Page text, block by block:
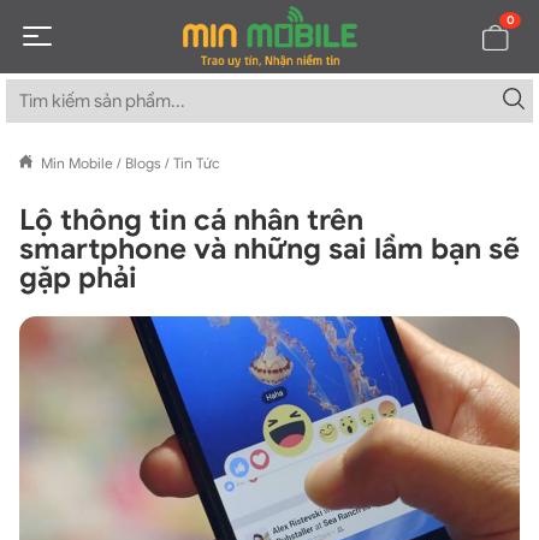
0
Min Mobile / Blogs / Tin Tức
Lộ thông tin cá nhân trên
smartphone và những sai lầm bạn sẽ
gặp phải